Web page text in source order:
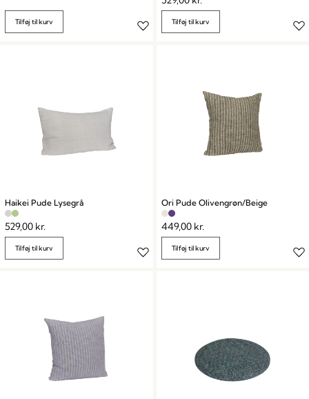
Tilføj til kurv Tilføj til kurv
Haikei Pude Lysegrå
529,00 kr.
Tilføj til kurv
Ori Pude Olivengrøn/Beige
449,00 kr.
Tilføj til kurv